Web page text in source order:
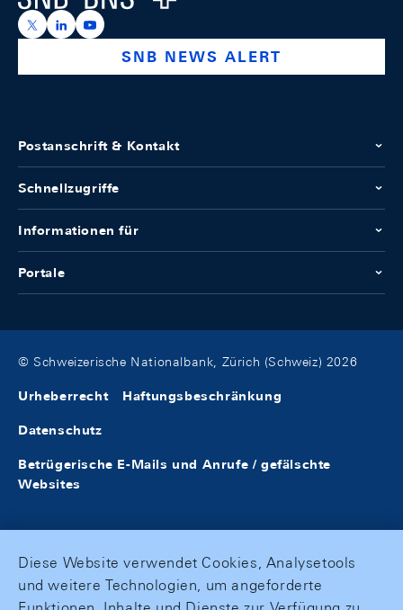
https://x.com/snb_bns
https://ch.linkedin.com/company/swiss-national-
https://www.youtube.com/@swissnationalbank
SNB NEWS ALERT
Postanschrift & Kontakt
Schnellzugriffe
Informationen für
Portale
© Schweizerische Nationalbank, Zürich (Schweiz) 2026
Urheberrecht Haftungsbeschränkung
Datenschutz
Betrügerische E-Mails und Anrufe / gefälschte
Websites
Diese Website verwendet Cookies, Analysetools
und weitere Technologien, um angeforderte